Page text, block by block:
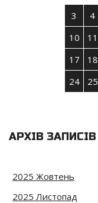
3
4
10
11
17
18
24
25
АРХІВ ЗАПИСІВ
2025 Жовтень
2025 Листопад